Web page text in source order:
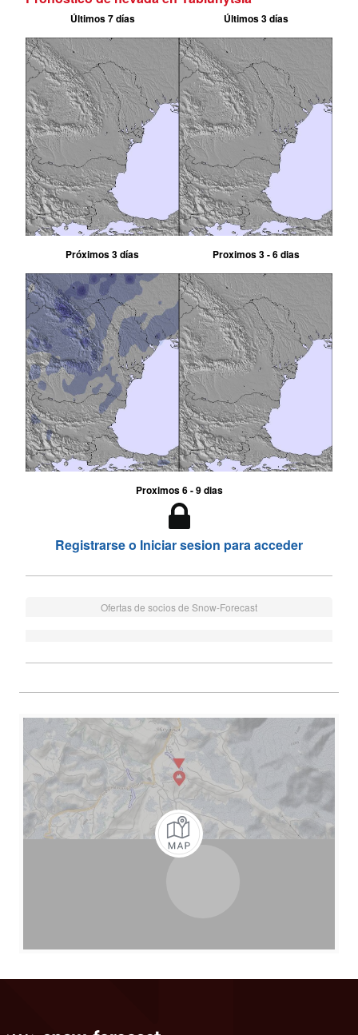
Últimos 7 días Últimos 3 días
Próximos 3 días Proximos 3 - 6 dias
Proximos 6 - 9 dias
Registrarse o Iniciar sesion para acceder
Ofertas de socios de Snow-Forecast